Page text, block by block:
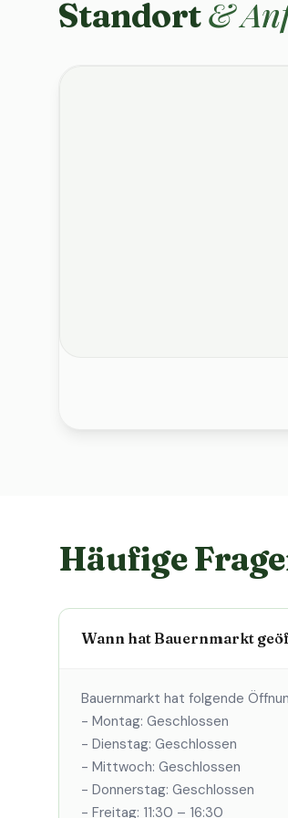
Standort&
Häufige
Wann hat Bauernmarkt
Bauernmarkt hat folgende
- Montag: Geschlossen
- Dienstag: Geschlossen
- Mittwoch: Geschlossen
- Donnerstag: Geschlossen
- Freitag: 11:30 – 16:30